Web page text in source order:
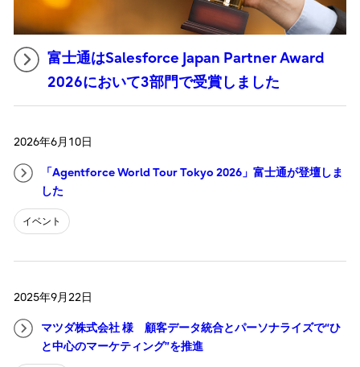
富士通はSalesforce Japan Partner Award
2026において3部門で受賞しました
2026年6月10日
「Agentforce World Tour Tokyo 2026」富士通が登壇しま
した
イベント
2025年9月22日
マツダ株式会社 様 顧客データ統合とパーソナライズで“ひ
と中心のマーケティング”を推進